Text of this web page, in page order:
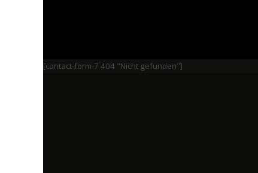
[contact-form-7 404 "Nicht gefunden"]